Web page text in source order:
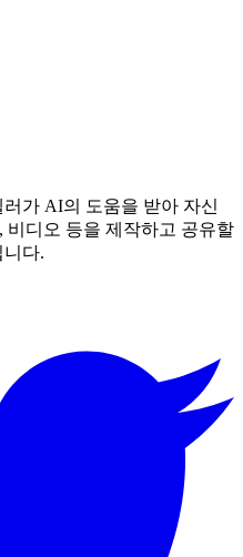
러가 AI의 도움을 받아 자신
비디오 등을 제작하고 공유할
다.